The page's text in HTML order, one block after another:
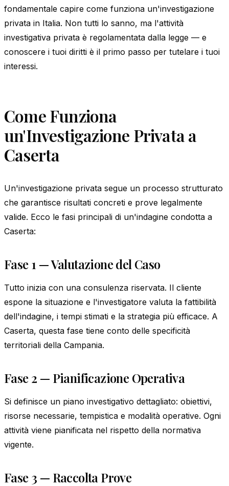
fondamentale capire come funziona un'investigazione
privata in Italia. Non tutti lo sanno, ma l'attività
investigativa privata è regolamentata dalla legge — e
conoscere i tuoi diritti è il primo passo per tutelare i tuoi
interessi.
Come Funziona
un'Investigazione Privata a
Caserta
Un'investigazione privata segue un processo strutturato
che garantisce risultati concreti e prove legalmente
valide. Ecco le fasi principali di un'indagine condotta a
Caserta:
Fase 1 — Valutazione del Caso
Tutto inizia con una consulenza riservata. Il cliente
espone la situazione e l'investigatore valuta la fattibilità
dell'indagine, i tempi stimati e la strategia più efficace. A
Caserta, questa fase tiene conto delle specificità
territoriali della Campania.
Fase 2 — Pianificazione Operativa
Si definisce un piano investigativo dettagliato: obiettivi,
risorse necessarie, tempistica e modalità operative. Ogni
attività viene pianificata nel rispetto della normativa
vigente.
Fase 3 — Raccolta Prove